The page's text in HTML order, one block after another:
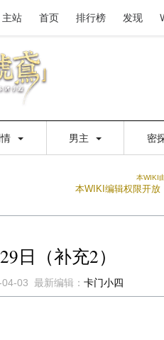
主站 首页 排行榜 发现
男主 密
本WIKI
本WIKI编辑权限开放
日（补充2）
03 最新编辑： 卡门小四